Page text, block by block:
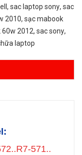
, sac laptop sony, sac
2010, sạc mabook
60w 2012, sac sony,
laptop
571..